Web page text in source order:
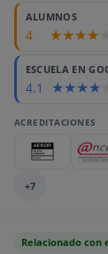
ALUMNOS
4
ESCUELA EN
4.1
ACREDITACIONES
+7
Relacionado con